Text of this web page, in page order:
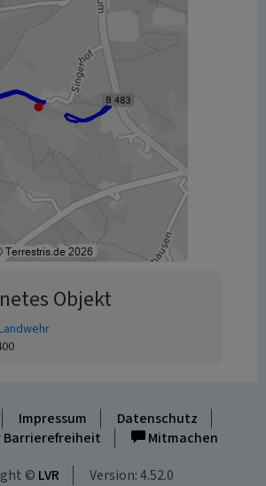
Objekt
Impressum
Datenschutz
Barrierefreiheit
Mitmachen
© LVR Version: 4.52.0